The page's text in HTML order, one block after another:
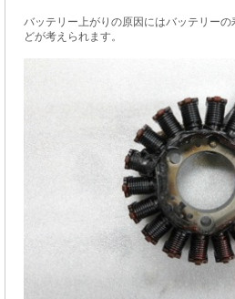
バッテリー上がりの原因にはバッテリー
どが考えられます。